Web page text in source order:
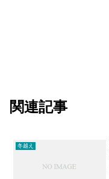
関連記事
冬越え